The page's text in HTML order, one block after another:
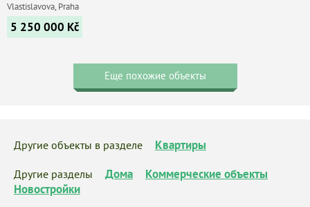
Vlastislavova, Praha
5 250 000 Kč
Еще похожие объекты
Другие объекты в разделе Квартиры
Другие разделы Дома
Коммерческие объекты
Новостройки